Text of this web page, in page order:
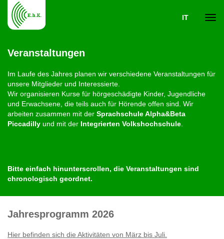
IT
Veranstaltungen
Im Laufe des Jahres planen wir verschiedene Veranstaltungen für
unsere Mitglieder und Interessierte.
Wir organisieren Kurse für hörgeschädigte Kinder, Jugendliche
und Erwachsene, die teils auch für Hörende offen sind. Wir
arbeiten zusammen mit der Sprachschule Alpha&Beta
Piccadilly und mit der Integrierten Volkshochschule
Bitte einfach hinunterscrollen, die Veranstaltungen sind
chronologisch geordnet.
Jahresprogramm 2026
Hier befinden sich die Aktivitäten von März bis Juli.